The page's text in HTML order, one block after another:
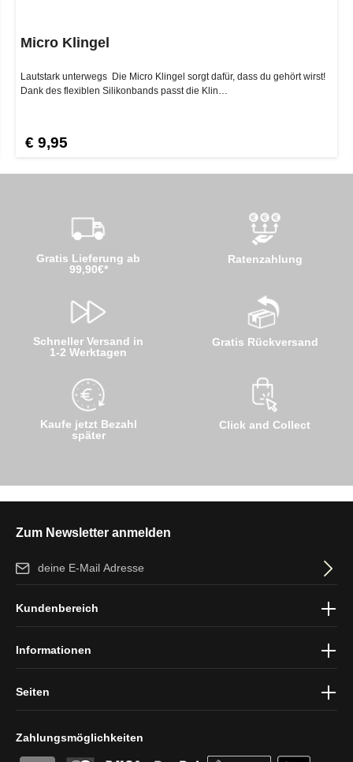
Micro Klingel
Lautstark unterwegs Die Micro Klingel sorgt dafür, dass du gehört wirst!
Dank des flexiblen Silikonbands passt die Klin…
€ 9,95
Gratis Lieferung ab
99,90€*
Schneller Versand in
1-2 Werktagen
Kaufe jetzt Bezahl
später
Ratenzahlung
Gratis Rückversand
Click and Collect
Zum Newsletter anmelden
E-Mail-Adresse*
und dieAGBgelesen und bin mit ihnen einverstanden.
Zahlungsmöglichkeiten
Kundenbereich
Informationen
Seiten